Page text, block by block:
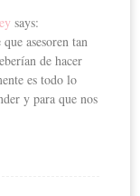
says:
asesoren tan
de hacer
es todo lo
y para que nos